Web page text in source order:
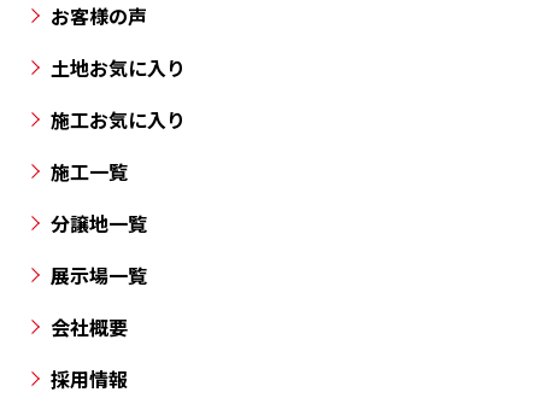
松
市
香
の
所
に
譲
お客様の声
土地お気に入り
施工お気に入り
施工一覧
分譲地一覧
展示場一覧
会社概要
採用情報